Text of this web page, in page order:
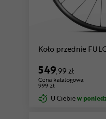
Koło przednie
549,99 zł
Cena katalogowa:
999 zł
U Ciebiew